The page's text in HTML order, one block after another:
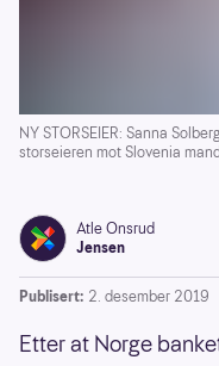
NY STORSEIER: Sanna
storseieren mot Slovenia
Atle Onsrud
Jensen
Publisert: 2. desember 2019
Etter at Norge